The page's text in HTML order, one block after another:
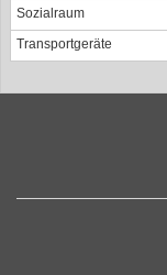
Sozialraum
Transportgeräte